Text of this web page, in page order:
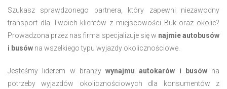
Szukasz sprawdzonego partnera, który zapewni niezawodny
transport dla Twoich klientów z miejscowości Buk oraz okolic?
Prowadzona przez nas firma specjalizuje się w najmie autobusów
i busów na wszelkiego typu wyjazdy okolicznościowe.
Jesteśmy liderem w branży wynajmu autokarów i busówna
potrzeby wyjazdów okolicznościowych dla konsumentów z